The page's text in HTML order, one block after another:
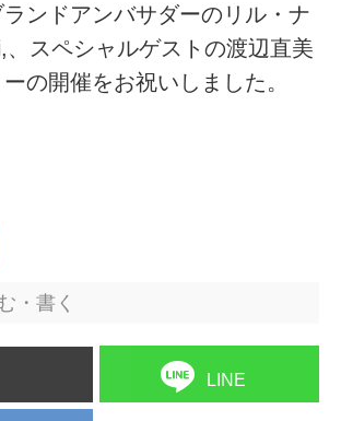
ンドアンバサダーのリル・ナ
、スペシャルゲストの渡辺直美
の開催をお祝いしました。
・書く
LINE